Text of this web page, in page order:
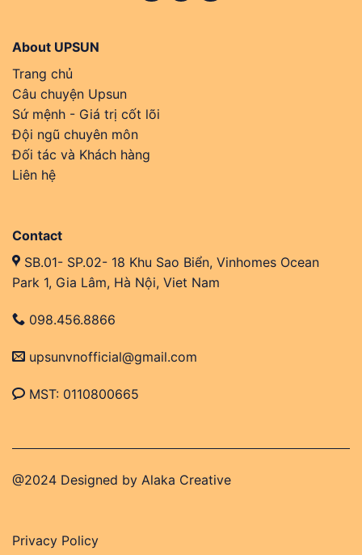
About UPSUN
Trang chủ
Câu chuyện Upsun
Sứ mệnh - Giá trị cốt lõi
Đội ngũ chuyên môn
Đối tác và Khách hàng
Liên hệ
Contact
SB.01- SP.02- 18 Khu Sao Biển, Vinhomes Ocean
Park 1, Gia Lâm, Hà Nội, Viet Nam
098.456.8866
upsunvnofficial@gmail.com
MST: 0110800665
@2024 Designed by Alaka Creative
Privacy Policy